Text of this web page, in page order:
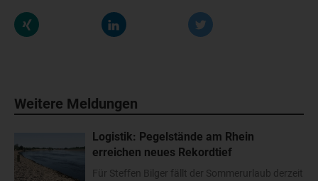
Weitere Meldungen
Logistik: Pegelstände am Rhein
erreichen neues Rekordtief
Für Steffen Bilger fällt der Sommerurlaub derzeit